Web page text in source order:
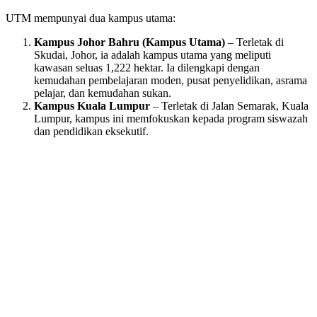
UTM mempunyai dua kampus utama:
Kampus Johor Bahru (Kampus Utama) – Terletak di
Skudai, Johor, ia adalah kampus utama yang meliputi
kawasan seluas 1,222 hektar. Ia dilengkapi dengan
kemudahan pembelajaran moden, pusat penyelidikan, asrama
pelajar, dan kemudahan sukan.
Kampus Kuala Lumpur – Terletak di Jalan Semarak, Kuala
Lumpur, kampus ini memfokuskan kepada program siswazah
dan pendidikan eksekutif.